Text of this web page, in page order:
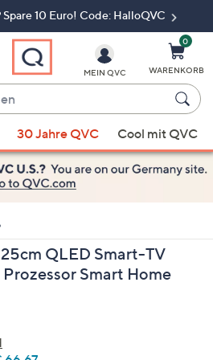
10 Euro! Code: HalloQVC
MEIN QVC
0
WARENKORB
30 Jahre QVC Cool mit QVC
QLED Smart-TV
Smart Home